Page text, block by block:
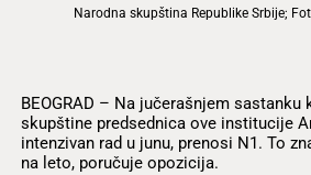
Narodna skupština Republike Srbije;
BEOGRAD – Na jučerašnjem
skupštine predsednica ove institucije
intenzivan rad u junu, prenosi N1. To
na leto, poručuje opozicija.